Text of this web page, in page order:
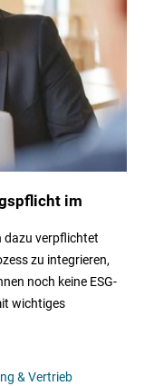
im
dazu verpflichtet
zu integrieren,
noch keine ESG-
wichtiges
& Vertrieb